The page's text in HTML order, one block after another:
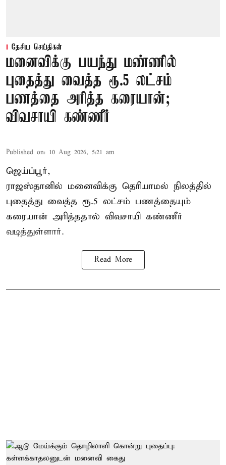
தேசிய செய்திகள்
மனைவிக்கு பயந்து மண்ணில்
புதைத்து வைத்த ரூ.5 லட்சம்
பணத்தை அரித்த கரையான்;
விவசாயி கண்ணீர்
Published on: 10 Aug 2026, 5:21 am
ஜெய்ப்பூர்,
ராஜஸ்தானில் மனைவிக்கு தெரியாமல் நிலத்தில்
புதைத்து வைத்த ரூ.5 லட்சம் பணத்தையும்
கரையான் அரித்ததால் விவசாயி கண்ணீர்
வடித்துள்ளார்.
Read More